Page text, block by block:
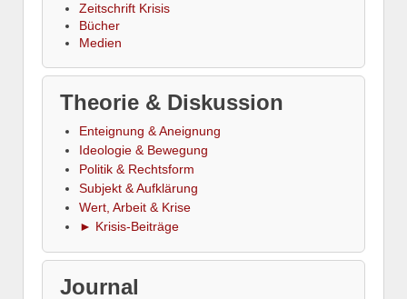
Zeitschrift Krisis
Bücher
Medien
Theorie & Diskussion
Enteignung & Aneignung
Ideologie & Bewegung
Politik & Rechtsform
Subjekt & Aufklärung
Wert, Arbeit & Krise
► Krisis-Beiträge
Journal